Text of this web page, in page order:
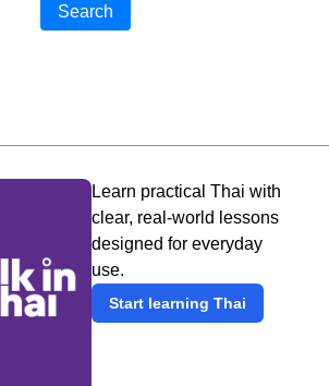
Search
Learn practical Thai with
clear, real-world lessons
designed for everyday
use.
Start learning Thai